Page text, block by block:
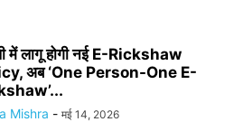
में लागू होगी नई E-Rickshaw
अब ‘One Person-One E-
Mishra - मई 14, 2026